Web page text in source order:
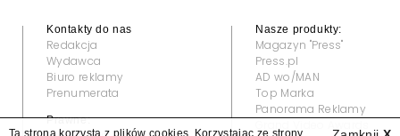
Kontakty do nas
Redakcja
Wydawca
Biuro reklamy
Prenumerata
Prawne:
Nasze produkty:
Magazyn "Press"
Press.pl
AD wo/MAN
Top Marka
Panorama Reklamy
Ta strona korzysta z plików cookies. Korzystając ze strony